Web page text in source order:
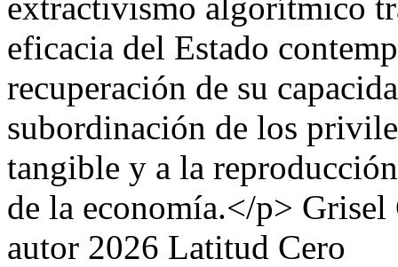
eficacia del Estado
recuperación de su
subordinación de los
tangible y a la
de la economía.</p> Grisel
autor 2026 Latitud Cero